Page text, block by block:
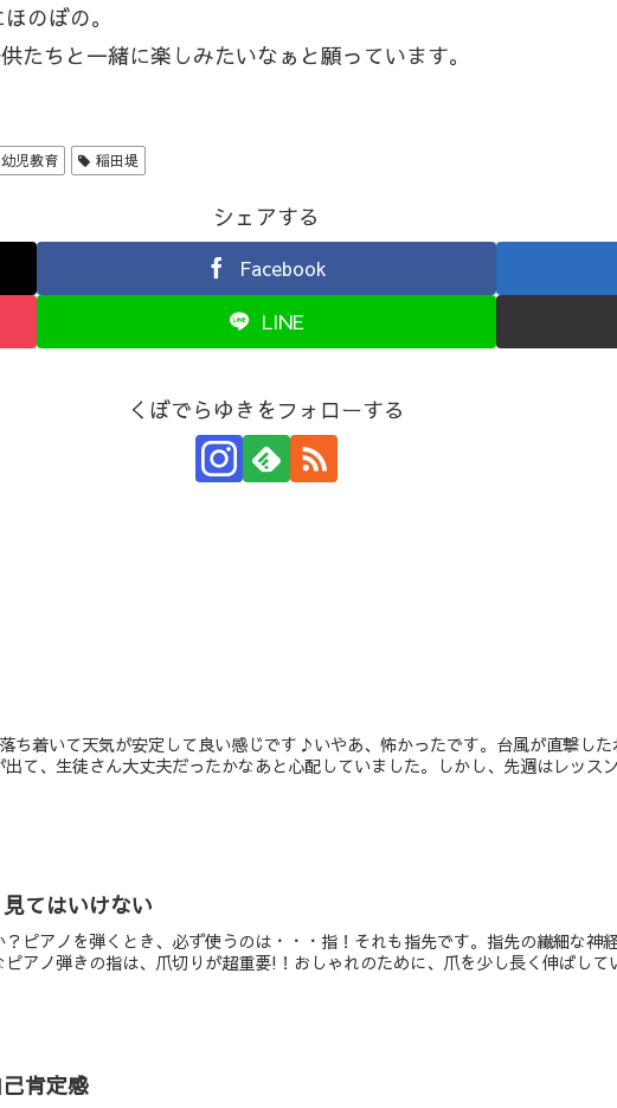
のぼの。
ちと一緒に楽しみたいなぁと願っています。
幼児教育 稲田堤
シェアする
Facebook
LINE
くぼでらゆきをフォローする
ち着いて天気が安定して良い感じです♪いやあ、怖かったです。台風が直撃し
て、生徒さん大丈夫だったかなあと心配していました。しかし、先週はレッス
てはいけない
ピアノを弾くとき、必ず使うのは・・・指！それも指先です。指先の繊細な神
アノ弾きの指は、爪切りが超重要!！おしゃれのために、爪を少し長く伸ばして
肯定感